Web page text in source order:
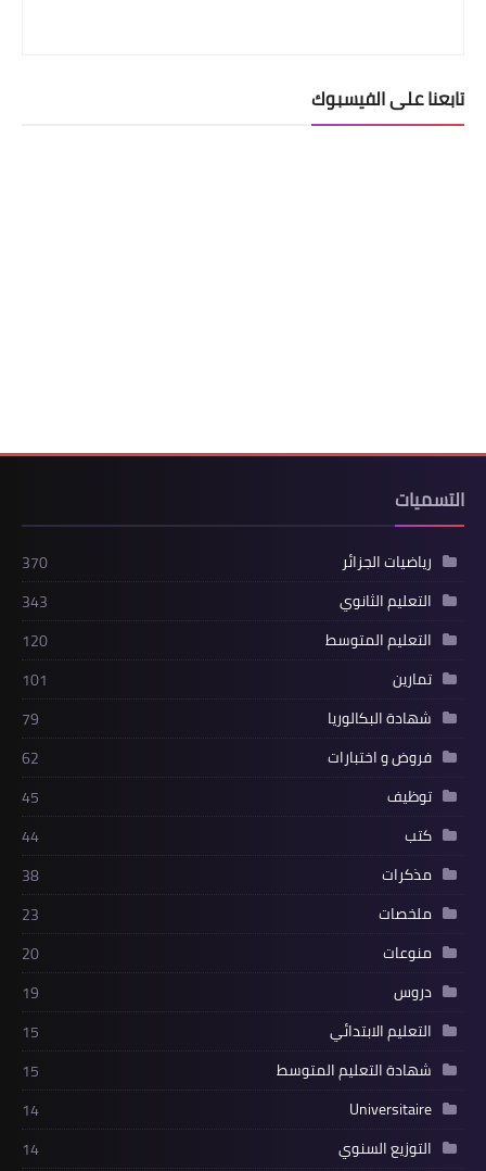
تابعنا على الفيسبوك
التسميات
رياضيات الجزائر
370
التعليم الثانوي
343
التعليم المتوسط
120
تمارين
101
شهادة البكالوريا
79
فروض و اختبارات
62
توظيف
45
كتب
44
مذكرات
38
ملخصات
23
منوعات
20
دروس
19
التعليم الابتدائي
15
شهادة التعليم المتوسط
15
Universitaire
14
التوزيع السنوي
14